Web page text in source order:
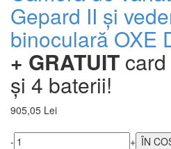
Gepard II și
binoculară OXE
+ GRATUIT
și 4 baterii!
905,05 Lei
-
+